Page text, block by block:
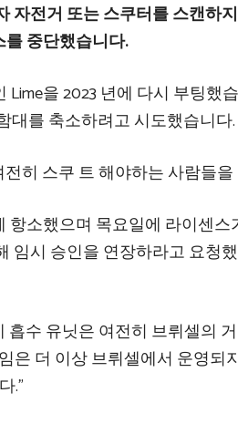
자전거 또는 스쿠터를 스캔하
중단했습니다.
을 2023 년에 다시 부팅했
대를 축소하려고 시도했습니다.
전히 스쿠 트 해야하는 사람들
항소했으며 목요일에 라이센
임시 승인을 연장하라고 요청
흡수 유닛은 여전히 ​​브뤼셀의
은 더 이상 브뤼셀에서 운영
.”